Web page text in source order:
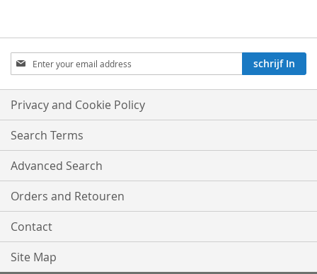
Aboneren
op
onze
nieuwsbrief:
schrijf In
Privacy and Cookie Policy
Search Terms
Advanced Search
Orders and Retouren
Contact
Site Map